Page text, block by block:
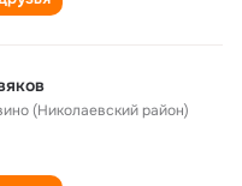
(Николаевский район)